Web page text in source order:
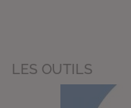
LES OUTILS